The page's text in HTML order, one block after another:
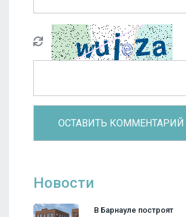
Новости
В Барнауле построят